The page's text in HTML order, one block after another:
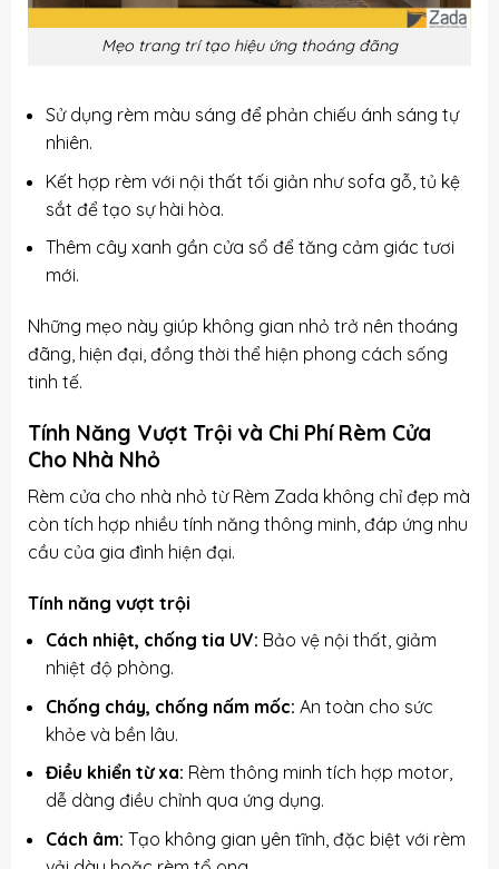
Mẹo trang trí tạo hiệu ứng thoáng đãng
Sử dụng rèm màu sáng để phản chiếu ánh sáng tự
nhiên.
Kết hợp rèm với nội thất tối giản như sofa gỗ, tủ kệ
sắt để tạo sự hài hòa.
Thêm cây xanh gần cửa sổ để tăng cảm giác tươi
mới.
Những mẹo này giúp không gian nhỏ trở nên thoáng
đãng, hiện đại, đồng thời thể hiện phong cách sống
tinh tế.
Tính Năng Vượt Trội và Chi Phí Rèm Cửa
Cho Nhà Nhỏ
Rèm cửa cho nhà nhỏ từ Rèm Zada không chỉ đẹp mà
còn tích hợp nhiều tính năng thông minh, đáp ứng nhu
cầu của gia đình hiện đại.
Tính năng vượt trội
Cách nhiệt, chống tia UV: Bảo vệ nội thất, giảm
nhiệt độ phòng.
Chống cháy, chống nấm mốc: An toàn cho sức
khỏe và bền lâu.
Điều khiển từ xa: Rèm thông minh tích hợp motor,
dễ dàng điều chỉnh qua ứng dụng.
Cách âm: Tạo không gian yên tĩnh, đặc biệt với rèm